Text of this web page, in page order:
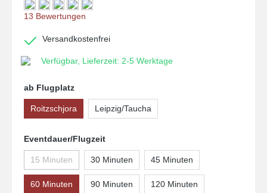
Durchschnittliche Bewertung von 5 von 5 Sternen
13 Bewertungen
Versandkostenfrei
Verfügbar, Lieferzeit: 2-5 Werktage
ab Flugplatz
Roitzschjora Leipzig/Taucha
Eventdauer/Flugzeit
15 Minuten 30 Minuten 45 Minuten
60 Minuten 90 Minuten 120 Minuten